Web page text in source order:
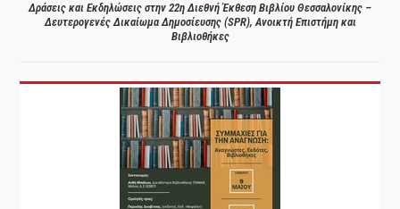
Δράσεις και Εκδηλώσεις στην 22η Διεθνή Έκθεση Βιβλίου Θεσσαλονίκης –
Δευτερογενές Δικαίωμα Δημοσίευσης (SPR), Ανοικτή Επιστήμη και
Βιβλιοθήκες